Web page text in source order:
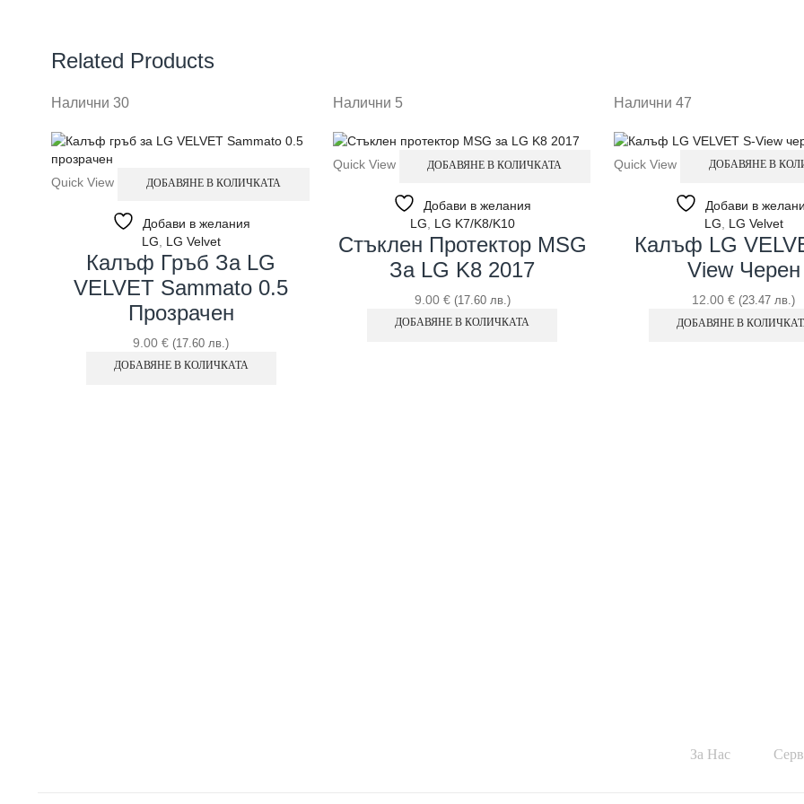
Related Products
Налични 30
Quick View ДОБАВЯНЕ В КОЛИЧКАТА
Добави в желания
LG
LG Velvet
Калъф Гръб За LG
VELVET Sammato 0.5
Прозрачен
9.00€ (17.60 лв.)
ДОБАВЯНЕ В КОЛИЧКАТА
Налични 5
Quick View ДОБАВЯНЕ В КОЛИЧКАТА
Добави в желания
LG
LG K7/K8/K10
Стъклен Протектор MSG
За LG K8 2017
9.00 €(17.60 лв.)
ДОБАВЯНЕ В КОЛИЧКАТА
Налични 47
Quick View ДОБАВЯНЕ В
Добави в
LG
LG Velvet
Калъф LG
View Черен
12.00€ (23.47 лв.)
ДОБАВЯНЕ В
За Нас